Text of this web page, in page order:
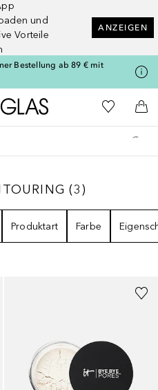
und
Vorteile
ANZEIGEN
Bestellung ab 89 € mit
Zur Douglas Startseite
Zu Meiner
3
(3)
Produktart Farbe